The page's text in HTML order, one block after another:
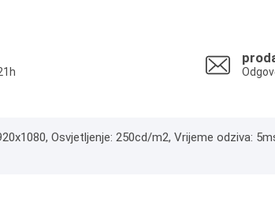
Osvjetljenje: 250cd/m2, Vrijeme odziva: